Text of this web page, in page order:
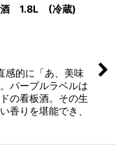
1.8L (冷蔵)
感的に「あ、美味
パープルラベルは
の看板酒。その生
香りを堪能でき、